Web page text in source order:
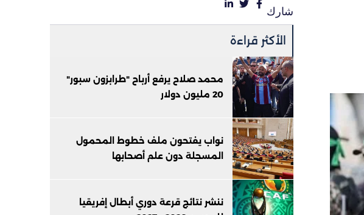
شارك
الأكثر قراءة
محمد صلاح يرفع أرباح "طرابزون سبور"
20 مليون دولار
نواب يفتحون ملف خطوط المحمول
المسجلة دون علم أصحابها
ننشر نتائج قرعة دوري أبطال إفريقيا